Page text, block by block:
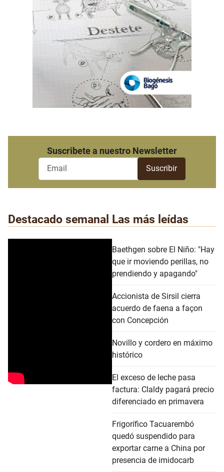
Suscribete a nuestro Newsletter
Destacado semanal Las más leídas
Baethgen sobre El Niño: "Hay
que ir moviendo perillas, no
prendiendo y apagando"
Accionista de Sirsil cierra
acuerdo de faena a façon
con Concepción
Novillo y cordero en máximo
histórico
El exceso de leche pasa
factura: Claldy pagará precio
diferenciado en primavera
Frigorífico Tacuarembó
quedó suspendido para
exportar carne a China por
presencia de imidocarb